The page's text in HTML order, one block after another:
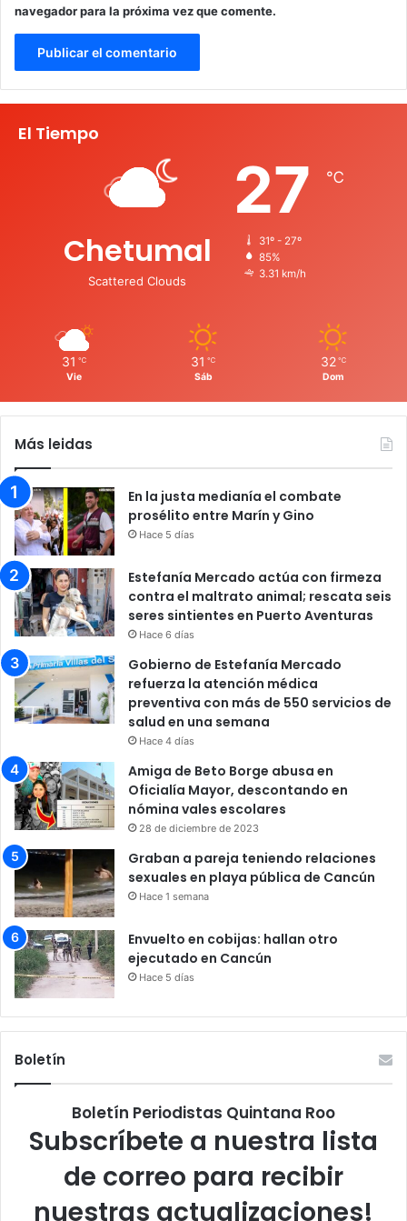
navegador para la próxima vez que comente.
El Tiempo
Chetumal
Scattered Clouds
27 ℃
31º - 27º
85%
3.31 km/h
31 ℃
Vie
31 ℃
Sáb
32 ℃
Dom
Más leidas
En la justa medianía el combate
prosélito entre Marín y Gino
Hace 5 días
Estefanía Mercado actúa con firmeza
contra el maltrato animal; rescata seis
seres sintientes en Puerto Aventuras
Hace 6 días
Gobierno de Estefanía Mercado
refuerza la atención médica
preventiva con más de 550 servicios de
salud en una semana
Hace 4 días
Amiga de Beto Borge abusa en
Oficialía Mayor, descontando en
nómina vales escolares
28 de diciembre de 2023
Graban a pareja teniendo relaciones
sexuales en playa pública de Cancún
Hace 1 semana
Envuelto en cobijas: hallan otro
ejecutado en Cancún
Hace 5 días
Boletín
Boletín Periodistas Quintana Roo
Subscríbete a nuestra lista
de correo para recibir
nuestras actualizaciones!